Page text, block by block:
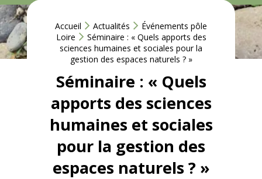
NOS
ACTIONS
ACTUS &
EVÈNEMENTS
RESSOURCES
R
E
À
L
A
N
Accueil Actualités
Événements pôle
Loire
Séminaire : « Quels apports des
sciences humaines et sociales pour la
gestion des espaces naturels ? »
Séminaire : « Quels
apports des sciences
humaines et sociales
pour la gestion des
espaces naturels ? »